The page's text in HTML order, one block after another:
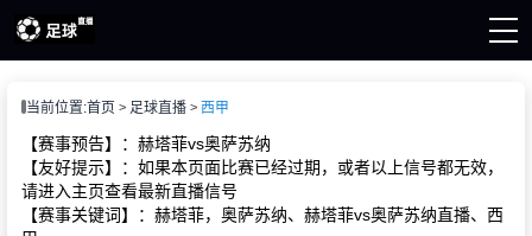
播
当前位置:首页 足球直播 西甲
【赛事预告】：赫塔菲vs奥萨苏纳
【友好提示】：如果本页面比赛已经过期，或者以上信号都无效，
请进入主页查看最新直播信号
【赛事关键词】：赫塔菲，奥萨苏纳、赫塔菲vs奥萨苏纳直播、西